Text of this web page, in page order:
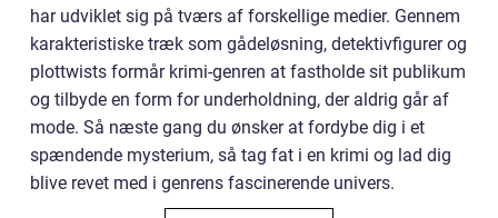
har udviklet sig på tværs af forskellige medier. Gennem
karakteristiske træk som gådeløsning, detektivfigurer og
plottwists formår krimi-genren at fastholde sit publikum
og tilbyde en form for underholdning, der aldrig går af
mode. Så næste gang du ønsker at fordybe dig i et
spændende mysterium, så tag fat i en krimi og lad dig
blive revet med i genrens fascinerende univers.